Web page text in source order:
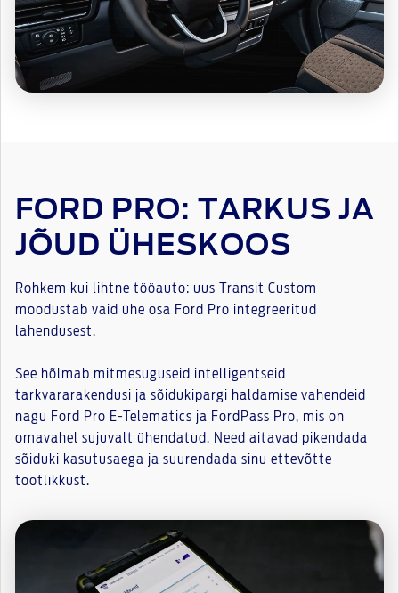
FORD PRO: TARKUS JA
JÕUD ÜHESKOOS
Rohkem kui lihtne tööauto: uus Transit Custom
moodustab vaid ühe osa Ford Pro integreeritud
lahendusest.
See hõlmab mitmesuguseid intelligentseid
tarkvararakendusi ja sõidukipargi haldamise vahendeid
nagu Ford Pro E-Telematics ja FordPass Pro, mis on
omavahel sujuvalt ühendatud. Need aitavad pikendada
sõiduki kasutusaega ja suurendada sinu ettevõtte
tootlikkust.